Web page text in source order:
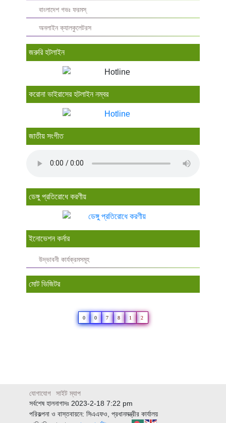
বাংলাদেশ গভঃ ফরমস্‌
অনলাইন ক্যালকুলেটরস
জরুরি হটলাইন
করোনা ভাইরাসের হটলাইন নম্বর
জাতীয় সংগীত
ডেঙ্গু প্রতিরোধে করণীয়
ইনোভেশন কর্নার
উদ্ভাবনী কার্যক্রমসমূহ
মোট ভিজিটর
0 0 7 8 1 2
যোগাযোগ
সাইট ম্যাপ
সর্বশেষ হালনাগাদঃ 2023-2-18 7:22 pm
পরিকল্পনা ও বাস্তবায়নে: সিএএফও, প্রধানমন্ত্রীর কার্যালয়